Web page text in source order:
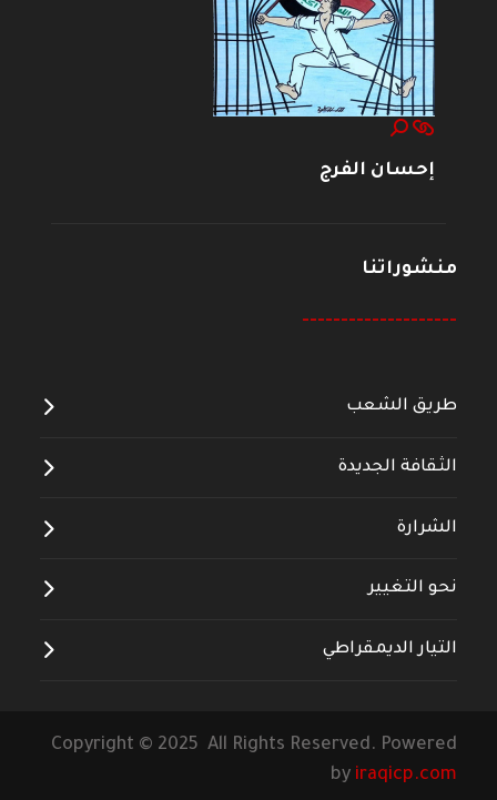
إحسان الفرج
منشوراتنا
--------------------
طريق الشعب
الثقافة الجديدة
الشرارة
نحو التغيير
التيار الديمقراطي
Copyright © 2025 All Rights Reserved. Powered
by iraqicp.com